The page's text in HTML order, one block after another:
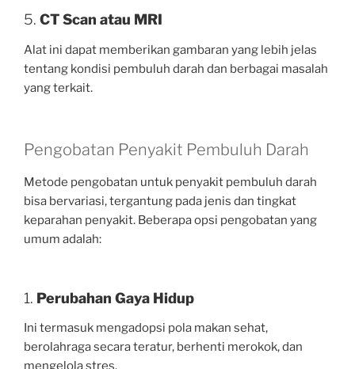
5. CT Scan atau MRI
Alat ini dapat memberikan gambaran yang lebih jelas
tentang kondisi pembuluh darah dan berbagai masalah
yang terkait.
Pengobatan Penyakit Pembuluh Darah
Metode pengobatan untuk penyakit pembuluh darah
bisa bervariasi, tergantung pada jenis dan tingkat
keparahan penyakit. Beberapa opsi pengobatan yang
umum adalah:
1. Perubahan Gaya Hidup
Ini termasuk mengadopsi pola makan sehat,
berolahraga secara teratur, berhenti merokok, dan
mengelola stres.